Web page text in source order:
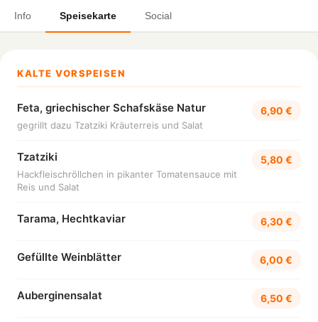
Info Speisekarte Social
KALTE VORSPEISEN
Feta, griechischer Schafskäse Natur
gegrillt dazu Tzatziki Kräuterreis und Salat
6,90 €
Tzatziki
Hackfleischröllchen in pikanter Tomatensauce mit
Reis und Salat
5,80 €
Tarama, Hechtkaviar 6,30 €
Gefüllte Weinblätter 6,00 €
Auberginensalat 6,50 €